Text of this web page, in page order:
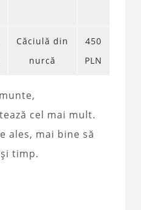
Căciulă din
nurcă
450
PLN
cel mai mult.
ales, mai bine să
timp.